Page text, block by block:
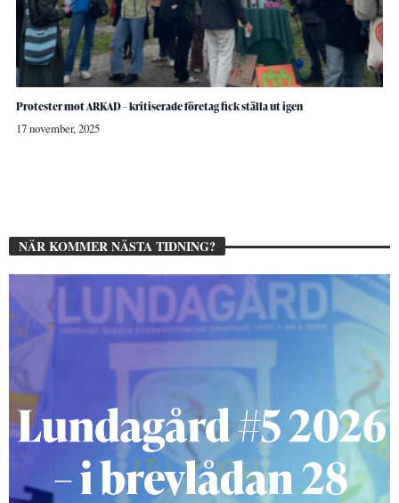
Protester mot ARKAD – kritiserade företag fick ställa ut igen
17 november, 2025
NÄR KOMMER NÄSTA TIDNING?